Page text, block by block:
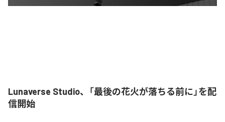
Lunaverse Studio、「最後の花火が落ちる前に」を配
信開始